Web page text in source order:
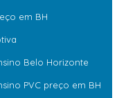
em BH
Belo Horizonte
PVC preço em BH